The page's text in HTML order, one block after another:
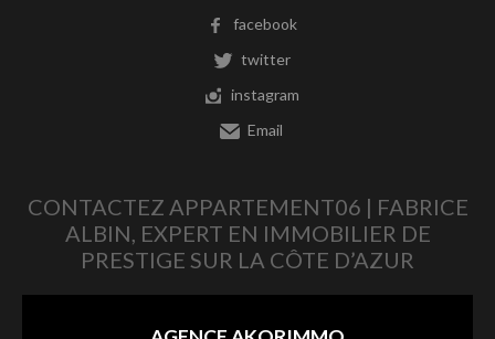
facebook
twitter
instagram
Email
CONTACTEZ APPARTEMENT06 | FABRICE
ALBIN, EXPERT EN IMMOBILIER DE
PRESTIGE SUR LA CÔTE D’AZUR